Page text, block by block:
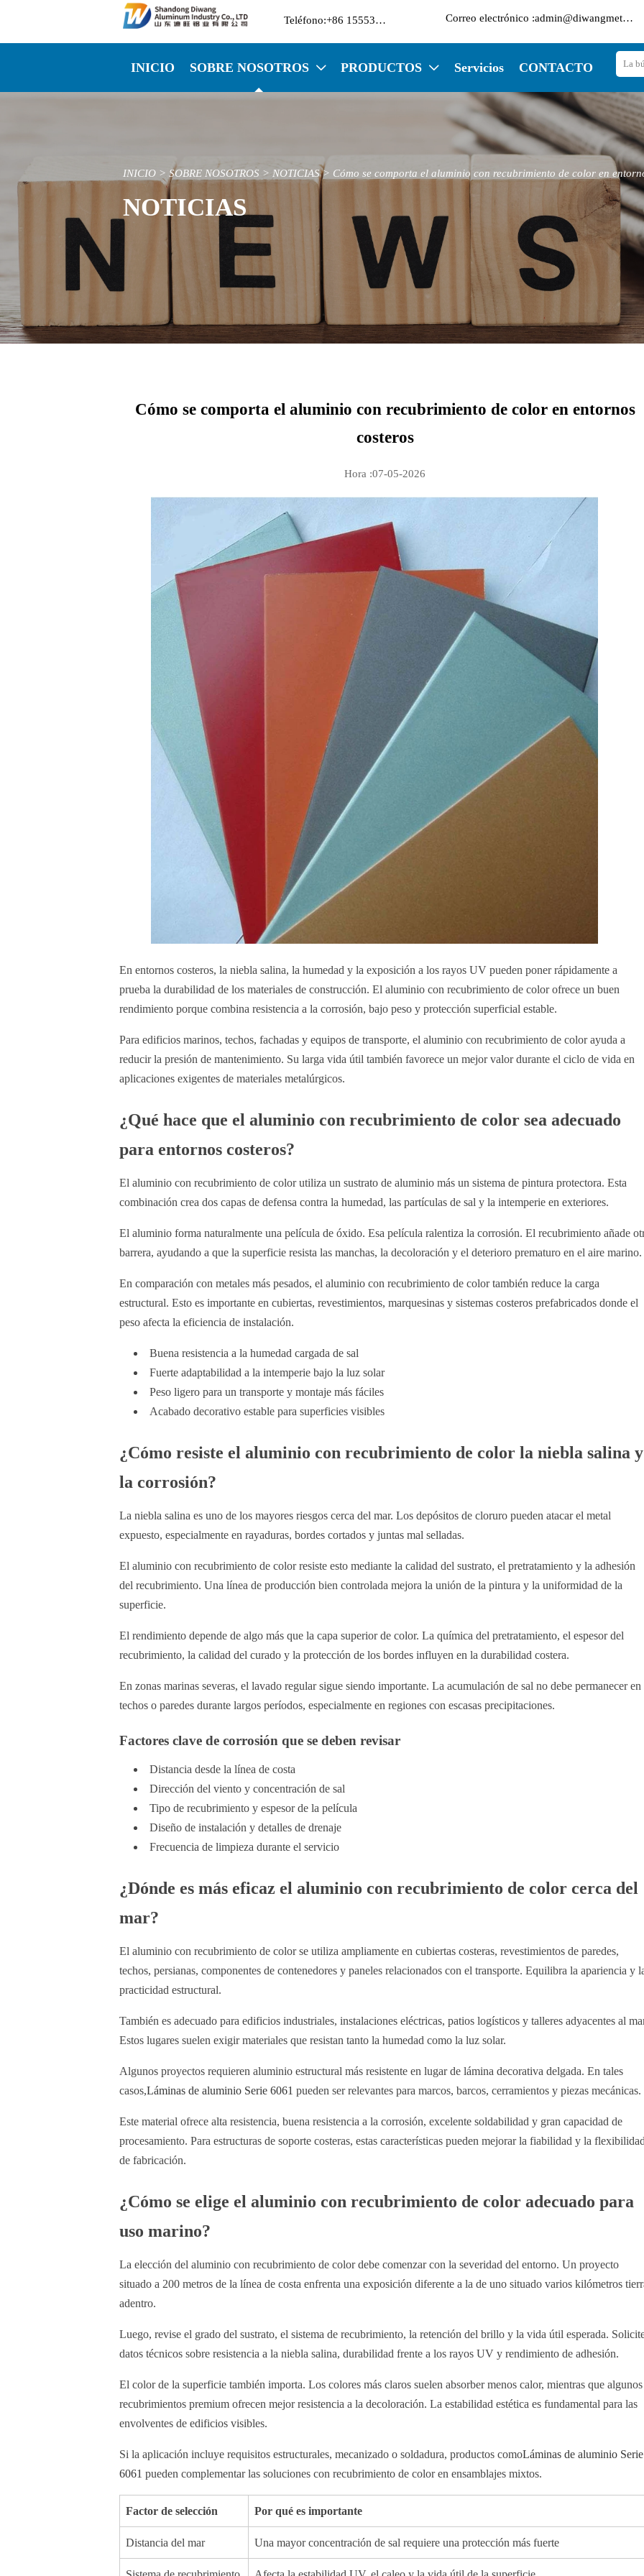
Teléfono:+86 15553271351 Correo electrónico :admin@diwangmetal.com
INICIO SOBRE NOSOTROS  PRODUCTOS  Servicios CONTACTO
INICIO >SOBRE NOSOTROS > NOTICIAS> Cómo se comporta el aluminio con recubrimiento de color en
NOTICIAS
Cómo se comporta el aluminio con recubrimiento de color en entornos
costeros
Hora :07-05-2026
En entornos costeros, la niebla salina, la humedad y la exposición a los rayos UV pueden poner rápidamente a
prueba la durabilidad de los materiales de construcción. El aluminio con recubrimiento de color ofrece un buen
rendimiento porque combina resistencia a la corrosión, bajo peso y protección superficial estable.
Para edificios marinos, techos, fachadas y equipos de transporte, el aluminio con recubrimiento de color ayuda a
reducir la presión de mantenimiento. Su larga vida útil también favorece un mejor valor durante el ciclo de vida en
aplicaciones exigentes de materiales metalúrgicos.
¿Qué hace que el aluminio con recubrimiento de color sea adecuado
para entornos costeros?
El aluminio con recubrimiento de color utiliza un sustrato de aluminio más un sistema de pintura protectora. Esta
combinación crea dos capas de defensa contra la humedad, las partículas de sal y la intemperie en exteriores.
El aluminio forma naturalmente una película de óxido. Esa película ralentiza la corrosión. El recubrimiento añade
barrera, ayudando a que la superficie resista las manchas, la decoloración y el deterioro prematuro en el aire marino.
En comparación con metales más pesados, el aluminio con recubrimiento de color también reduce la carga
estructural. Esto es importante en cubiertas, revestimientos, marquesinas y sistemas costeros prefabricados donde el
peso afecta la eficiencia de instalación.
Buena resistencia a la humedad cargada de sal
Fuerte adaptabilidad a la intemperie bajo la luz solar
Peso ligero para un transporte y montaje más fáciles
Acabado decorativo estable para superficies visibles
¿Cómo resiste el aluminio con recubrimiento de color la niebla salina y
la corrosión?
La niebla salina es uno de los mayores riesgos cerca del mar. Los depósitos de cloruro pueden atacar el metal
expuesto, especialmente en rayaduras, bordes cortados y juntas mal selladas.
El aluminio con recubrimiento de color resiste esto mediante la calidad del sustrato, el pretratamiento y la adhesión
del recubrimiento. Una línea de producción bien controlada mejora la unión de la pintura y la uniformidad de la
superficie.
El rendimiento depende de algo más que la capa superior de color. La química del pretratamiento, el espesor del
recubrimiento, la calidad del curado y la protección de los bordes influyen en la durabilidad costera.
En zonas marinas severas, el lavado regular sigue siendo importante. La acumulación de sal no debe permanecer en
techos o paredes durante largos períodos, especialmente en regiones con escasas precipitaciones.
Factores clave de corrosión que se deben revisar
Distancia desde la línea de costa
Dirección del viento y concentración de sal
Tipo de recubrimiento y espesor de la película
Diseño de instalación y detalles de drenaje
Frecuencia de limpieza durante el servicio
¿Dónde es más eficaz el aluminio con recubrimiento de color cerca del
mar?
El aluminio con recubrimiento de color se utiliza ampliamente en cubiertas costeras, revestimientos de paredes,
techos, persianas, componentes de contenedores y paneles relacionados con el transporte. Equilibra la apariencia y
practicidad estructural.
También es adecuado para edificios industriales, instalaciones eléctricas, patios logísticos y talleres adyacentes al
Estos lugares suelen exigir materiales que resistan tanto la humedad como la luz solar.
Algunos proyectos requieren aluminio estructural más resistente en lugar de lámina decorativa delgada. En tales
casos,Láminas de aluminio Serie 6061 pueden ser relevantes para marcos, barcos, cerramientos y piezas mecánicas.
Este material ofrece alta resistencia, buena resistencia a la corrosión, excelente soldabilidad y gran capacidad de
procesamiento. Para estructuras de soporte costeras, estas características pueden mejorar la fiabilidad y la
de fabricación.
¿Cómo se elige el aluminio con recubrimiento de color adecuado para
uso marino?
La elección del aluminio con recubrimiento de color debe comenzar con la severidad del entorno. Un proyecto
situado a 200 metros de la línea de costa enfrenta una exposición diferente a la de uno situado varios kilómetros
adentro.
Luego, revise el grado del sustrato, el sistema de recubrimiento, la retención del brillo y la vida útil esperada.
datos técnicos sobre resistencia a la niebla salina, durabilidad frente a los rayos UV y rendimiento de adhesión.
El color de la superficie también importa. Los colores más claros suelen absorber menos calor, mientras que algunos
recubrimientos premium ofrecen mejor resistencia a la decoloración. La estabilidad estética es fundamental para las
envolventes de edificios visibles.
Si la aplicación incluye requisitos estructurales, mecanizado o soldadura, productos comoLáminas de aluminio Serie
6061 pueden complementar las soluciones con recubrimiento de color en ensamblajes mixtos.
Factor de selección Por qué es importante
Distancia del mar Una mayor concentración de sal requiere una protección más fuerte